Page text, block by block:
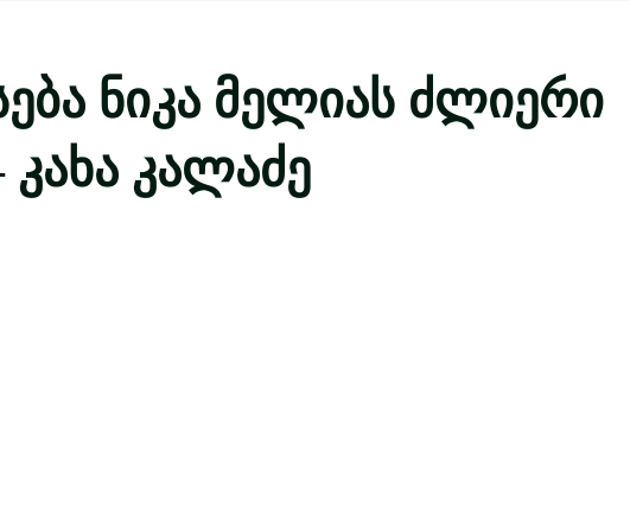
ნიკა მელიას ძლიერი
კალაძე